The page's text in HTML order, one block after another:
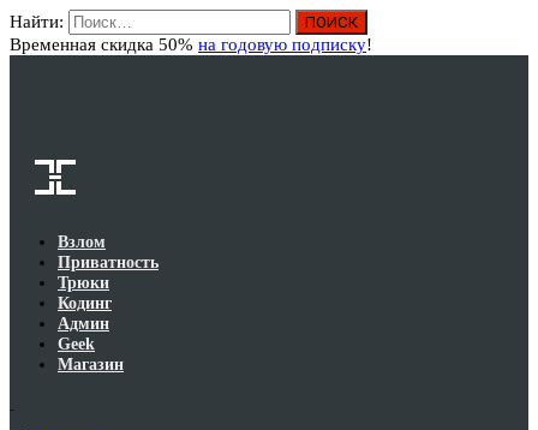
Найти:
Временная скидка 50% на годовую подписку!
Взлом
Приватность
Трюки
Кодинг
Админ
Geek
Магазин